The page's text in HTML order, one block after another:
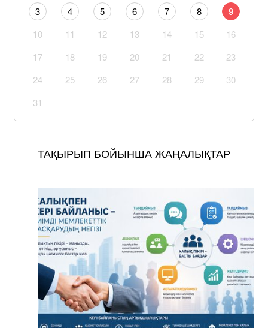
3
4 5 6 7 8
9
10
11 12 13 14 15
16
17
18 19 20 21 22
23
24
25 26 27 28 29
30
31
ТАҚЫРЫП БОЙЫНША ЖАҢАЛЫҚТАР